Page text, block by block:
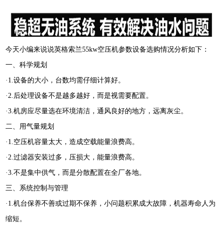
今天小编来说说英格索兰55kw空压机参数设备选购情况分析如下：
一、科学规划
·1.设备的大小，台数均需仔细计算好。
·2.后处理设备不是越多越好，而是视需要配置。
·3.机房应尽量选在环境清洁，通风良好的地方，远离灰尘。
二、用气量规划
·1.空压机容量太大，造成空载能量浪费高。
·2.过滤器安装过多，压损大，能量浪费高。
·3.不是集中供气，而是分散配置在全厂各地。
三、系统控制与管理
·1.机台保养不善或过期不保养，小问题积累成大故障，机器寿命人为
缩短。